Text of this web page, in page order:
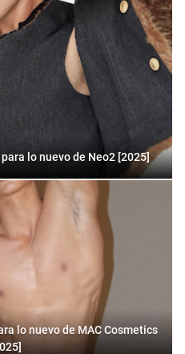
lo nuevo de Neo2 [2025]
lo nuevo de MAC Cosmetics